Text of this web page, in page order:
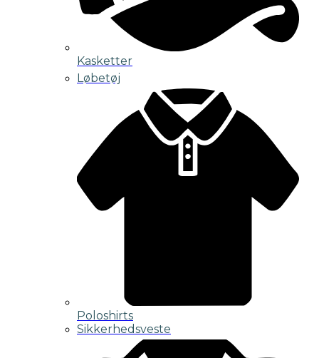
Kasketter
Løbetøj
Poloshirts
Sikkerhedsveste